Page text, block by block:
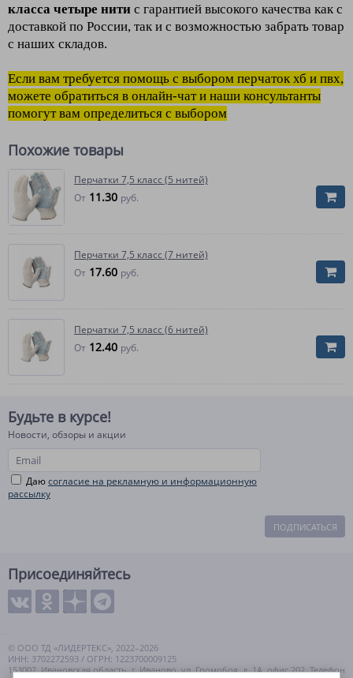
класса четыре нити с гарантией высокого качества как с
доставкой по России, так и с возможностью забрать товар
с наших складов.
Если вам требуется помощь с выбором перчаток хб и пвх,
можете обратиться в онлайн-чат и наши консультанты
помогут вам определиться с выбором
Похожие товары
Перчатки 7,5 класс (5 нитей)
От 11.30 руб.
Перчатки 7,5 класс (7 нитей)
От 17.60 руб.
Перчатки 7,5 класс (6 нитей)
От 12.40 руб.
Будьте в курсе!
Новости, обзоры и акции
Даюсогласие на рекламную и информационную
рассылку
ПОДПИСАТЬСЯ
Присоединяйтесь
© ООО ТД «ЛИДЕРТЕКС», 2022–2026
ИНН: 3702272593 / ОГРН: 1223700009125
153002, Ивановская область, г. Иваново, ул. Громобоя, д. 1А, офис 202. Телефон